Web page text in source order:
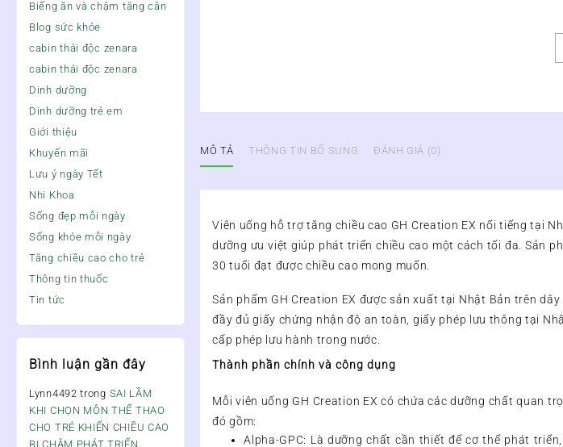
Biếng ăn và chậm tăng cân
Blog sức khỏe
cabin thải độc zenara
cabin thải độc zenara
Dinh dưỡng
Dinh dưỡng trẻ em
Giới thiệu
Khuyến mãi
Lưu ý ngày Tết
Nhi Khoa
Sống đẹp mỗi ngày
Sống khỏe mỗi ngày
Tăng chiều cao cho trẻ
Thông tin thuốc
Tin tức
Bình luận gần đây
Lynn4492 trong SAI LẦM
KHI CHỌN MÔN THỂ THAO
CHO TRẺ KHIẾN CHIỀU CAO
BỊ CHẬM PHÁT TRIỂN
MÔ TẢ THÔNG TIN BỔ SUNG ĐÁNH GIÁ (0)
Viên uống hỗ trợ tăng chiều cao GH Creation EX nổi tiếng tại
dưỡng ưu việt giúp phát triển chiều cao một cách tối đa. Sản
30 tuổi đạt được chiều cao mong muốn.
Sản phẩm GH Creation EX được sản xuất tại Nhật Bản trên
đầy đủ giấy chứng nhận độ an toàn, giấy phép lưu thông tại
cấp phép lưu hành trong nước.
Thành phần chính và công dụng
Mỗi viên uống GH Creation EX có chứa các dưỡng chất quan
đó gồm:
Alpha-GPC: Là dưỡng chất cần thiết để cơ thể phát